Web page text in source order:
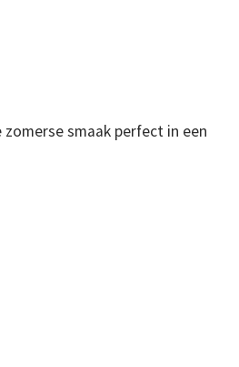
smaak perfect in een